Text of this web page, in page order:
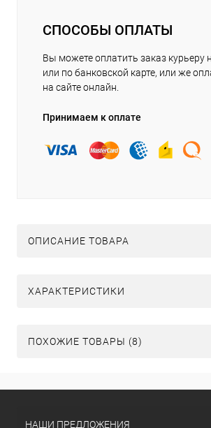
СПОСОБЫ ОПЛАТЫ
Вы можете оплатить заказ курьеру
или по банковской карте, или же
на сайте онлайн.
Принимаем к оплате
ОПИСАНИЕ ТОВАРА
ХАРАКТЕРИСТИКИ
ПОХОЖИЕ ТОВАРЫ (8)
НАШИ ПРЕДЛОЖЕНИЯ